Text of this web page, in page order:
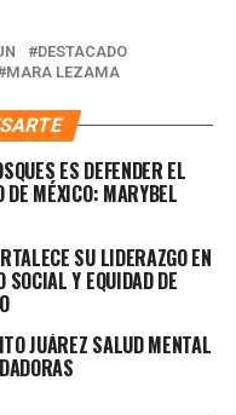
DESTACADO
MARA LEZAMA
ES DEFENDER EL
DE MÉXICO: MARYBEL
SU LIDERAZGO EN
Y EQUIDAD DE
JUÁREZ SALUD MENTAL